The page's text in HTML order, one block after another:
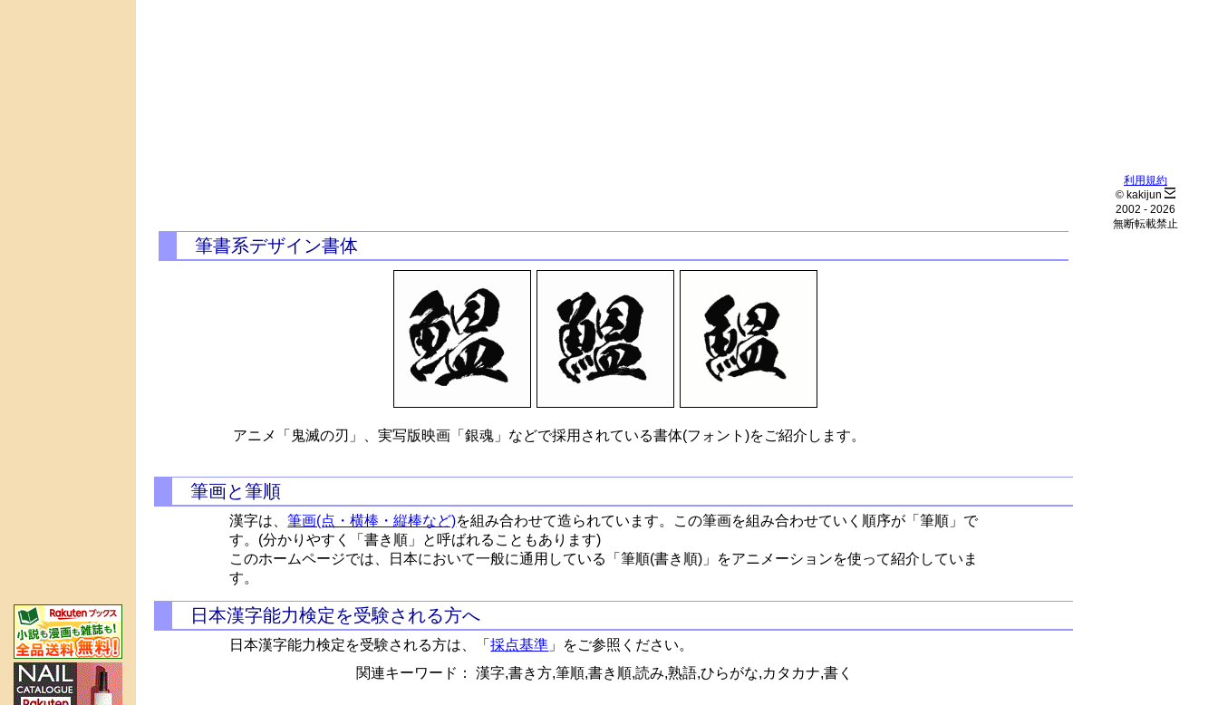
筆書系デザイン書体
アニメ「鬼滅の刃」、実写版映画「銀魂」などで採用されている書体(フォント)をご紹介します。
筆画と筆順
漢字は、筆画(点・横棒・縦棒など)を組み合わせて造られています。この筆画を組み合わせていく順序が「筆順」で
す。(分かりやすく「書き順」と呼ばれることもあります)
このホームページでは、日本において一般に通用している「筆順(書き順)」をアニメーションを使って紹介していま
す。
日本漢字能力検定を受験される方へ
日本漢字能力検定を受験される方は、「採点基準 」をご参照ください。
関連キーワード： 漢字,書き方,筆順,書き順,読み,熟語,ひらがな,カタカナ,書く
利用規約
© kakijun
2002 - 2026
無断転載禁止